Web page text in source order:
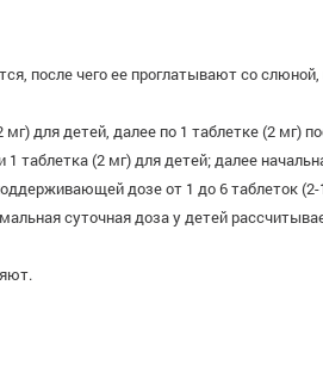
после чего ее проглатывают со
для детей, далее по 1 таблетке (2 мг)
таблетка (2 мг) для детей; далее
дозе от 1 до 6 таблеток
суточная доза у детей